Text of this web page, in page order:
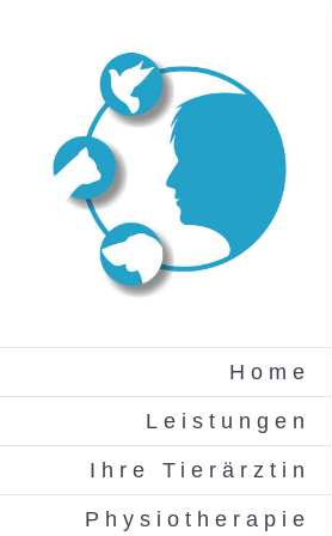
Home
Leistungen
Ihre Tierärztin
Physiotherapie